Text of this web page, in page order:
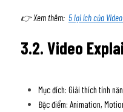
👉 Xem thêm: 5 lợi ích của
3.2. Video
Mục đích: Giải thích tính
Đặc điểm: Animation,